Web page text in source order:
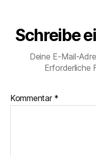
Schreibe
Deine E-Mail-
Erforderliche
Kommentar *